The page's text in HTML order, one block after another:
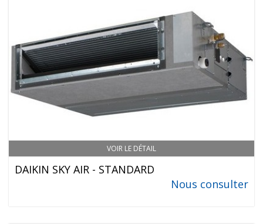
VOIR LE DÉTAIL
DAIKIN SKY AIR - STANDARD
Nous consulter